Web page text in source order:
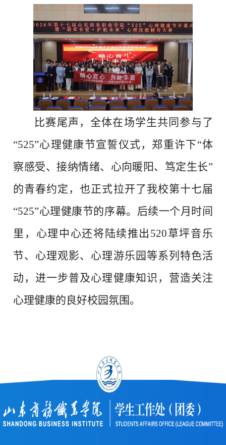
比赛尾声，全体在场学生共同参与了
“525”心理健康节宣誓仪式，郑重许下“体
察感受、接纳情绪、心向暖阳、笃定生长”
的青春约定，也正式拉开了我校第十七届
“525”心理健康节的序幕。后续一个月时间
里，心理中心还将陆续推出520草坪音乐
节、心理观影、心理游乐园等系列特色活
动，进一步普及心理健康知识，营造关注
心理健康的良好校园氛围。